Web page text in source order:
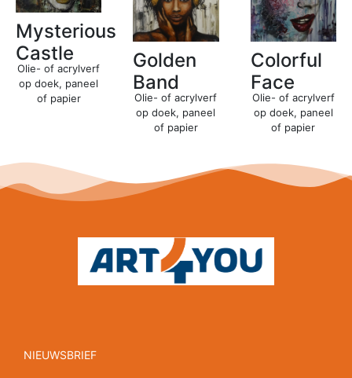
Mysterious
Castle
Olie- of acrylverf
op doek, paneel
of papier
Golden
Band
Olie- of acrylverf
op doek, paneel
of papier
Colorful
Face
Olie- of acrylverf
op doek, paneel
of papier
NIEUWSBRIEF